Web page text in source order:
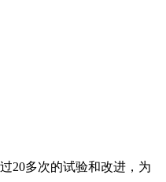
20多次的试验和改进，为